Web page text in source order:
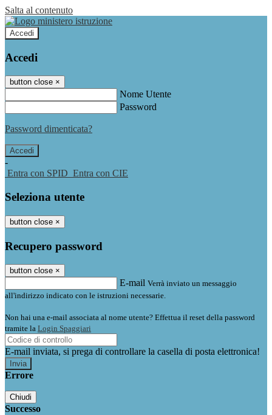
Salta al contenuto
Accedi
Accedi
button close ×
Nome Utente
Password
Password dimenticata?
-
Entra con SPID Entra con CIE
Seleziona utente
button close ×
Recupero password
button close ×
E-mail Verrà inviato un messaggio
all'indirizzo indicato con le istruzioni necessarie.
Non hai una e-mail associata al nome utente? Effettua il reset della password
tramite la Login Spaggiari
E-mail inviata, si prega di controllare la casella di posta elettronica!
Errore
Chiudi
Successo